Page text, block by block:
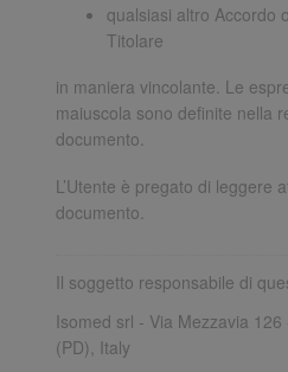
qualsiasi altro Accordo
Titolare
in maniera vincolante. Le
maiuscola sono definite nella
documento.
L’Utente è pregato di leggere
documento.
Il soggetto responsabile di
Isomed srl - Via Mezzavia
(PD), Italy